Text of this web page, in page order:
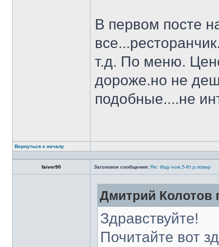
В первом посте
т.д. По меню.
дороже.но не
подобные....не
Вернуться к началу
faiver90 Заголовок сообщения: Re: Ищу нож.5-8т.р.повар
Дмитрий Колотов
Здравствуйте!
Почитайте вот